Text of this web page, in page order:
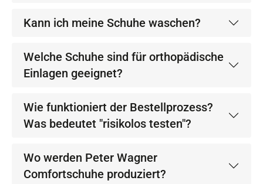
Kann ich meine Schuhe waschen?
Welche Schuhe sind für orthopädische
Einlagen geeignet?
Wie funktioniert der Bestellprozess?
Was bedeutet "risikolos testen"?
Wo werden Peter Wagner
Comfortschuhe produziert?